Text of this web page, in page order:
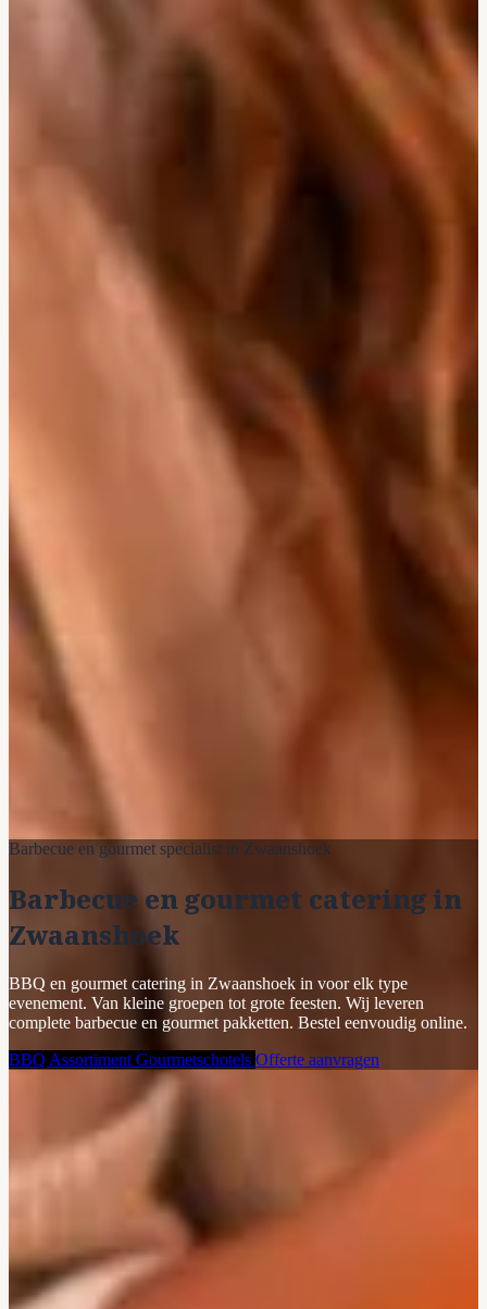
Barbecue en gourmet specialist in Zwaanshoek
Barbecue en gourmet catering in
Zwaanshoek
BBQ en gourmet catering in Zwaanshoek in voor elk type
evenement. Van kleine groepen tot grote feesten. Wij leveren
complete barbecue en gourmet pakketten. Bestel eenvoudig online.
BBQ Assortiment Gourmetschotels Offerte aanvragen